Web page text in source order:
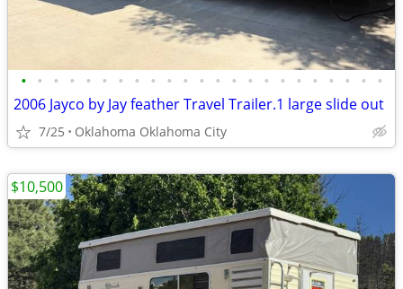
• • • • • • • • • • • • • • • • • • • • • • •
2006 Jayco by Jay feather Travel Trailer.1 large slide out
7/25 Oklahoma Oklahoma City
$10,500